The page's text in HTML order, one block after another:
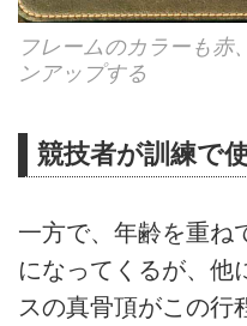
フレームのカラーも赤
ンアップする
競技者が訓練で
一方で、年齢を重ね
になってくるが、他
スの真骨頂がこの行